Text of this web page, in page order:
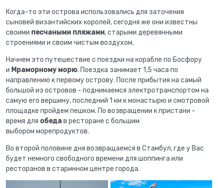
Когда-то эти острова использовались для заточения
сыновей византийских королей, сегодня же они известны
своими песчаными пляжами, старыми деревянными
строениями и своим чистым воздухом.
Начнем это путешествие с поездки на корабле по Босфору
и Мраморному морю. Поездка занимает 1,5 часа по
направлению к первому острову. После прибытия на самый
большой из островов - поднимаемся электротранспортом на
самую его вершину, последний 1 км к монастырю и смотровой
площадке пройдем пешком. По возвращении к пристани -
время для обедав ресторане с большим
выбором морепродуктов.
Во второй половине дня возвращаемся в Стамбул, где у Вас
будет немного свободного времени для шоппинга или
ресторанов в старинном центре города.